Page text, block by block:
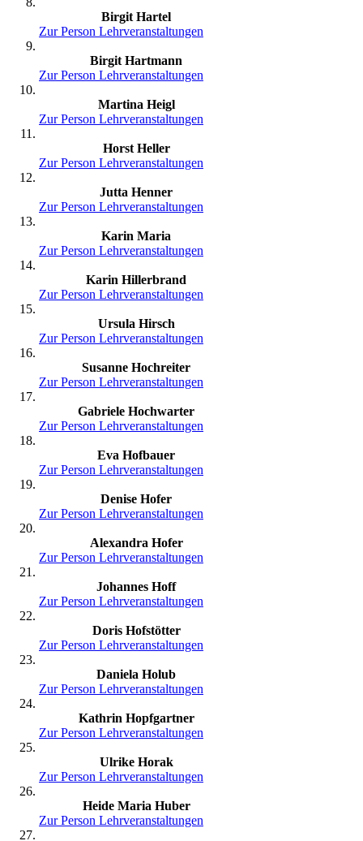
Birgit Hartel
Zur Person Lehrveranstaltungen
Birgit Hartmann
Zur Person Lehrveranstaltungen
Martina Heigl
Zur Person Lehrveranstaltungen
Horst Heller
Zur Person Lehrveranstaltungen
Jutta Henner
Zur Person Lehrveranstaltungen
Karin Maria
Zur Person Lehrveranstaltungen
Karin Hillerbrand
Zur Person Lehrveranstaltungen
Ursula Hirsch
Zur Person Lehrveranstaltungen
Susanne Hochreiter
Zur Person Lehrveranstaltungen
Gabriele Hochwarter
Zur Person Lehrveranstaltungen
Eva Hofbauer
Zur Person Lehrveranstaltungen
Denise Hofer
Zur Person Lehrveranstaltungen
Alexandra Hofer
Zur Person Lehrveranstaltungen
Johannes Hoff
Zur Person Lehrveranstaltungen
Doris Hofstötter
Zur Person Lehrveranstaltungen
Daniela Holub
Zur Person Lehrveranstaltungen
Kathrin Hopfgartner
Zur Person Lehrveranstaltungen
Ulrike Horak
Zur Person Lehrveranstaltungen
Heide Maria Huber
Zur Person Lehrveranstaltungen